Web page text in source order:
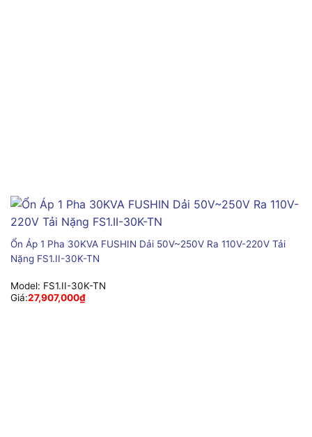
Ổn Áp 1 Pha 30KVA FUSHIN Dải 50V~250V Ra 110V-220V Tải
Nặng FS1.II-30K-TN
Model: FS1.II-30K-TN
Giá:27,907,000₫